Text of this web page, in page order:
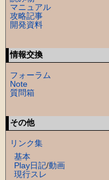
マニュアル
攻略記事
開発資料
情報交換
フォーラム
Note
質問箱
その他
リンク集
基本
Play日記/動画
現行スレ